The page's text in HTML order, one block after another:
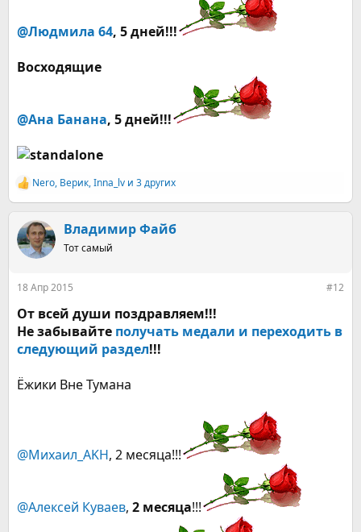
@Людмила 64, 5 дней!!!
Восходящие
@Ана Банана, 5 дней!!!
Р
е
к
ц
и
Nero, Верик,Inna_lv и 3 других
Владимир Файб
Тот самый
18 Апр 2015 #12
От всей души поздравляем!!!
Не забывайте получать медали и переходить в
следующий раздел!!!
Ёжики Вне Тумана
@Михаил_AKH, 2 месяца!!!
@Алексей Куваев, 2 месяца!!!